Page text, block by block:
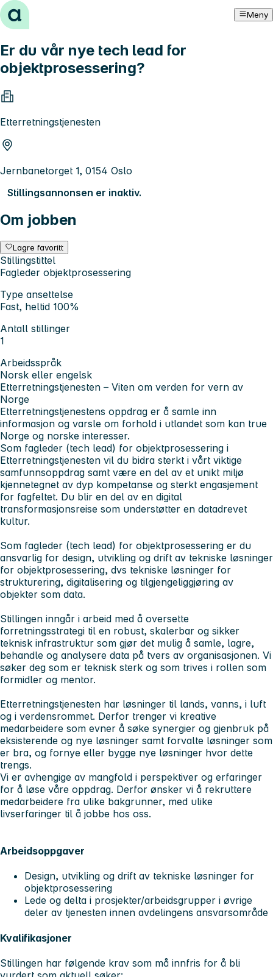
Hopp til innhold Meny
Er du vår nye tech lead for
objektprosessering?
Etterretningstjenesten
Jernbanetorget 1, 0154 Oslo
Stillingsannonsen er inaktiv.
Om jobben
Lagre favoritt
Stillingstittel
Fagleder objektprosessering
Type ansettelse
Fast, heltid 100%
Antall stillinger
1
Arbeidsspråk
Norsk eller engelsk
Etterretningstjenesten – Viten om verden for vern av
Norge
Etterretningstjenestens oppdrag er å samle inn
informasjon og varsle om forhold i utlandet som kan true
Norge og norske interesser.
Som fagleder (tech lead) for objektprosessering i
Etterretningstjenesten vil du bidra sterkt i vårt viktige
samfunnsoppdrag samt være en del av et unikt miljø
kjennetegnet av dyp kompetanse og sterkt engasjement
for fagfeltet. Du blir en del av en digital
transformasjonsreise som understøtter en datadrevet
kultur.
Som fagleder (tech lead) for objektprosessering er du
ansvarlig for design, utvikling og drift av tekniske løsninger
for objektprosessering, dvs tekniske løsninger for
strukturering, digitalisering og tilgjengeliggjøring av
objekter som data.
Stillingen inngår i arbeid med å oversette
forretningsstrategi til en robust, skalerbar og sikker
teknisk infrastruktur som gjør det mulig å samle, lagre,
behandle og analysere data på tvers av organisasjonen. Vi
søker deg som er teknisk sterk og som trives i rollen som
formidler og mentor.
Etterretningstjenesten har løsninger til lands, vanns, i luft
og i verdensrommet. Derfor trenger vi kreative
medarbeidere som evner å søke synergier og gjenbruk på
eksisterende og nye løsninger samt forvalte løsninger som
er bra, og fornye eller bygge nye løsninger hvor dette
trengs.
Vi er avhengige av mangfold i perspektiver og erfaringer
for å løse våre oppdrag. Derfor ønsker vi å rekruttere
medarbeidere fra ulike bakgrunner, med ulike
livserfaringer til å jobbe hos oss.
Arbeidsoppgaver
Design, utvikling og drift av tekniske løsninger for
objektprosessering
Lede og delta i prosjekter/arbeidsgrupper i øvrige
deler av tjenesten innen avdelingens ansvarsområde
Kvalifikasjoner
Stillingen har følgende krav som må innfris for å bli